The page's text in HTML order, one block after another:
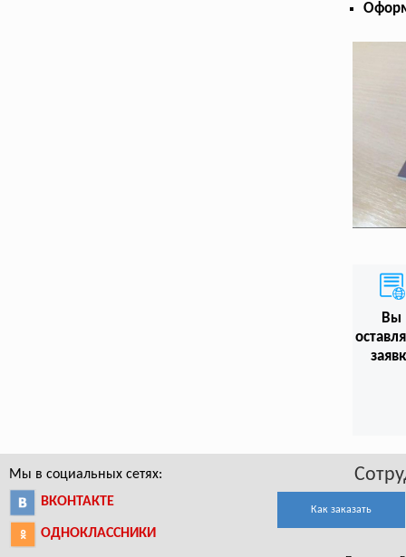
Вы
Мы в социальных сетях:
ВКОНТАКТЕ
ОДНОКЛАССНИКИ
Как заказать